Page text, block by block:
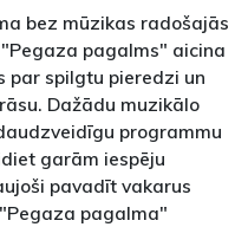
bez mūzikas radošajās
pagalms" aicina
par spilgtu pieredzi un
Dažādu muzikālo
programmu
garām iespēju
pavadīt vakarus
pagalma"